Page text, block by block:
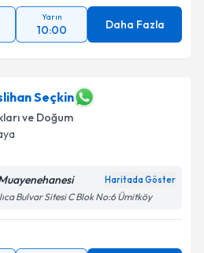
Yarın
10:00 Daha Fazla
Seçkin
ve Doğum
Haritada Göster
Bulvar Sitesi C Blok No:6 Ümitköy